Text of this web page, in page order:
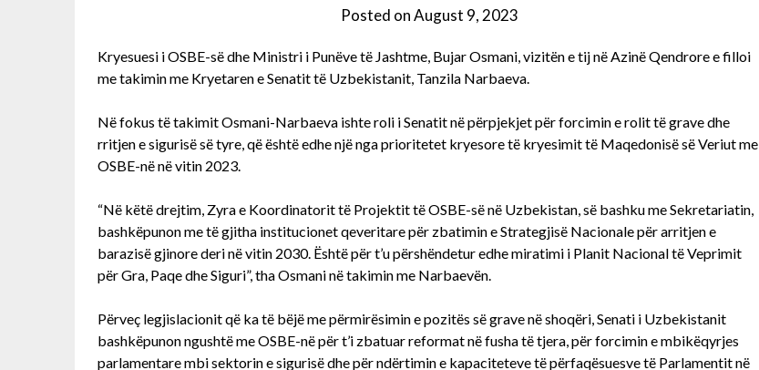
Posted onAugust 9, 2023
Kryesuesi i OSBE-së dhe Ministri i Punëve të Jashtme, Bujar Osmani, vizitën e tij në Azinë Qendrore e filloi
me takimin me Kryetaren e Senatit të Uzbekistanit, Tanzila Narbaeva.
Në fokus të takimit Osmani-Narbaeva ishte roli i Senatit në përpjekjet për forcimin e rolit të grave dhe
rritjen e sigurisë së tyre, që është edhe një nga prioritetet kryesore të kryesimit të Maqedonisë së Veriut me
OSBE-në në vitin 2023.
“Në këtë drejtim, Zyra e Koordinatorit të Projektit të OSBE-së në Uzbekistan, së bashku me Sekretariatin,
bashkëpunon me të gjitha institucionet qeveritare për zbatimin e Strategjisë Nacionale për arritjen e
barazisë gjinore deri në vitin 2030. Është për t’u përshëndetur edhe miratimi i Planit Nacional të Veprimit
për Gra, Paqe dhe Siguri”, tha Osmani në takimin me Narbaevën.
Përveç legjislacionit që ka të bëjë me përmirësimin e pozitës së grave në shoqëri, Senati i Uzbekistanit
bashkëpunon ngushtë me OSBE-në për t’i zbatuar reformat në fusha të tjera, për forcimin e mbikëqyrjes
parlamentare mbi sektorin e sigurisë dhe për ndërtimin e kapaciteteve të përfaqësuesve të Parlamentit në